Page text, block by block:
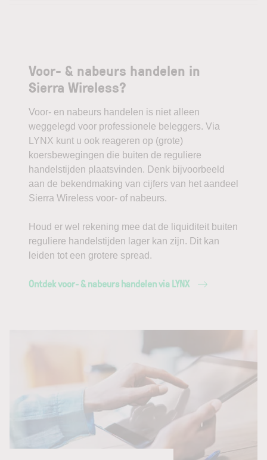
Voor- & nabeurs handelen in
Sierra Wireless?
Voor- en nabeurs handelen is niet alleen
weggelegd voor professionele beleggers. Via
LYNX kunt u ook reageren op (grote)
koersbewegingen die buiten de reguliere
handelstijden plaatsvinden. Denk bijvoorbeeld
aan de bekendmaking van cijfers van het aandeel
Sierra Wireless voor- of nabeurs.
Houd er wel rekening mee dat de liquiditeit buiten
reguliere handelstijden lager kan zijn. Dit kan
leiden tot een grotere spread.
Ontdek voor- & nabeurs handelen via LYNX